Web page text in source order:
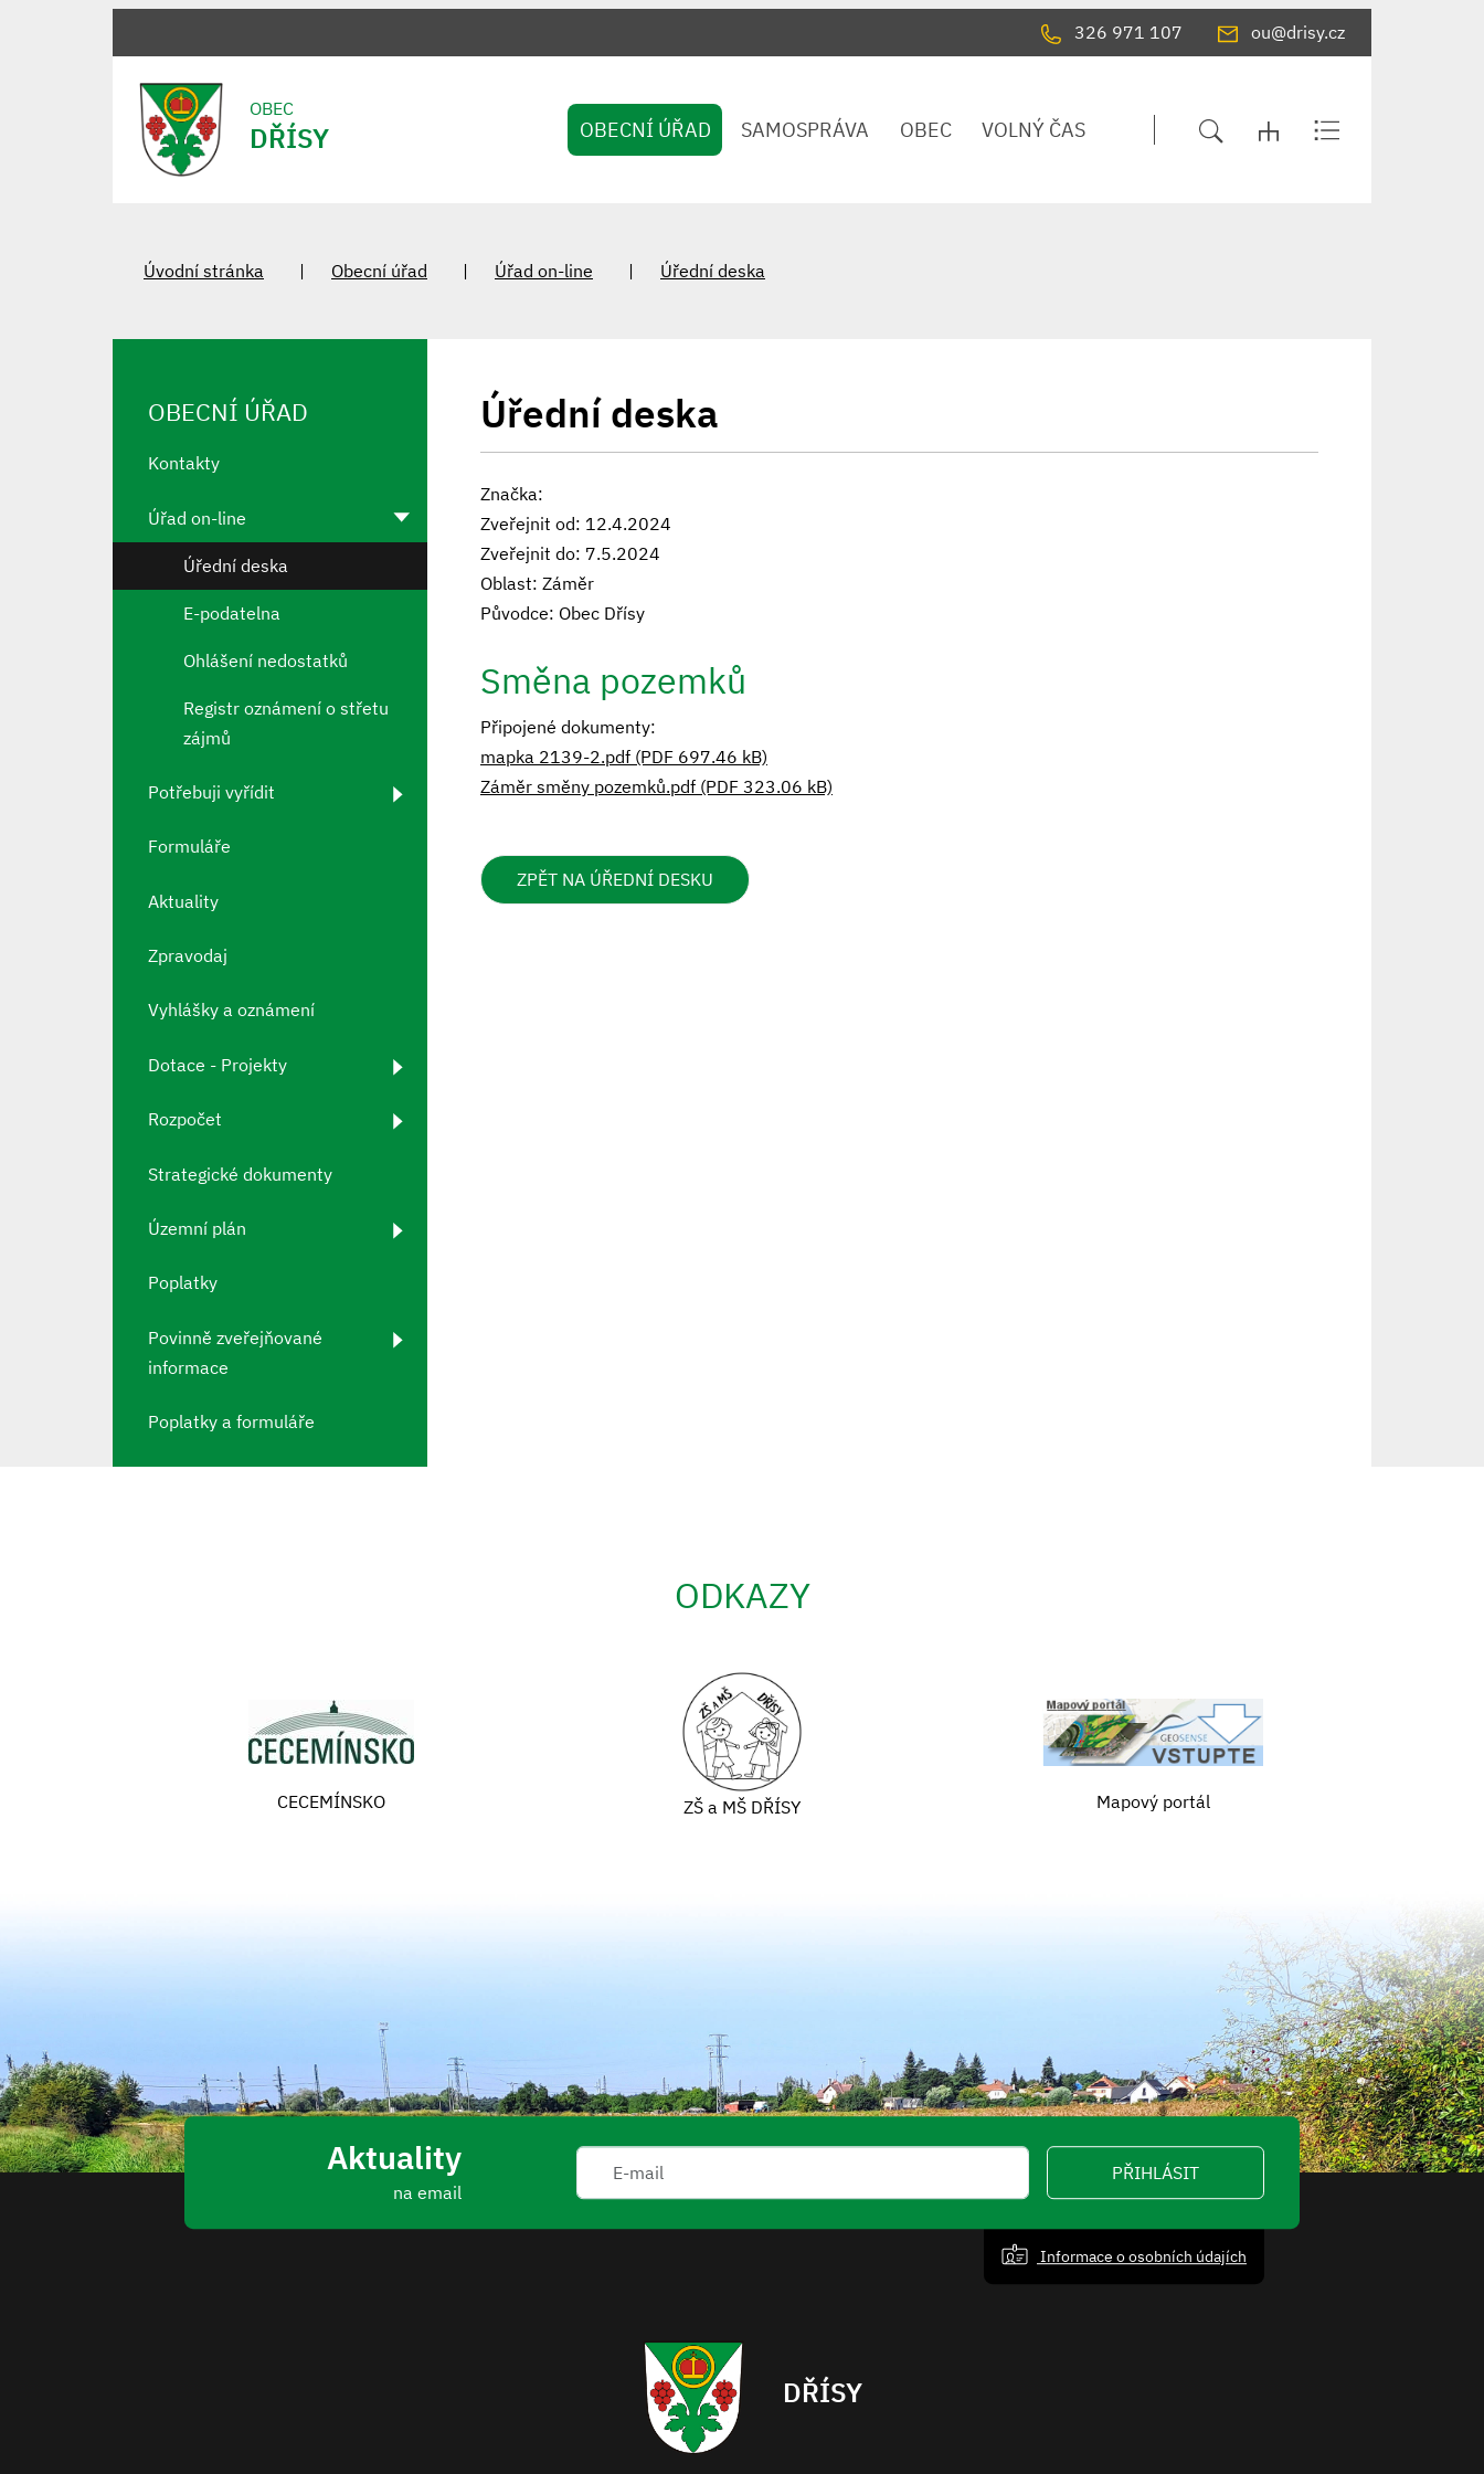
326 971 107 ou@drisy.cz
OBEC
DŘÍSY OBECNÍ ÚŘAD SAMOSPRÁVA OBEC VOLNÝ ČAS
Úvodní stránka Obecní úřad Úřad on-line Úřední deska
Úřední deska
Značka:
Zveřejnit od: 12.4.2024
Zveřejnit do: 7.5.2024
Oblast: Záměr
Původce: Obec Dřísy
Směna pozemků
Připojené dokumenty:
mapka 2139-2.pdf (PDF 697.46 kB)
Záměr směny pozemků.pdf (PDF 323.06 kB)
ZPĚT NA ÚŘEDNÍ DESKU
OBECNÍ ÚŘAD
Kontakty
Úřad on-line
Úřední deska
E-podatelna
Ohlášení nedostatků
Registr oznámení o střetu
zájmů
Potřebuji vyřídit
Formuláře
Aktuality
Zpravodaj
Vyhlášky a oznámení
Dotace - Projekty
Rozpočet
Strategické dokumenty
Územní plán
Poplatky
Povinně zveřejňované
informace
Poplatky a formuláře
ODKAZY
CECEMÍNSKO ZŠ a MŠ DŘÍSY Mapový portál
Aktuality
na email
PŘIHLÁSIT
Informace o osobních údajích
DŘÍSY